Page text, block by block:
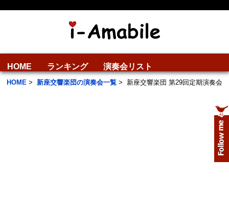
HOME ランキング 演奏会リスト
HOME > 新座交響楽団の演奏会一覧 > 新座交響楽団 第29回定期演奏会